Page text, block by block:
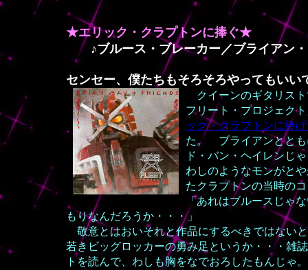
★エリック・クラプトンに捧ぐ★
♪ブルース・ブレーカー／ブライアン・
センセー、僕たちもそろそろやってもいい
クイーンのギタリスト
フリート・プロジェク
ック・クラプトンに捧
た。 ブライアンととも
ド・バン・ヘイレンじ
わしのようなモンがと
たクラプトンの当時の
「あれはブルースじ
もりなんだろうか・・・」
敬意とはおいそれと作品にするべきではない
若きビッグロッカーの勇み足というか・・・雑
トを読んで、わしも胸をなでおろしたもんじ